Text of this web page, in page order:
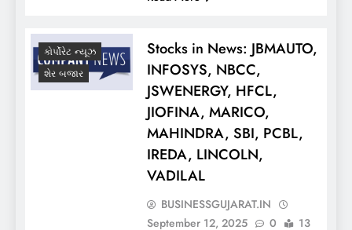
કોર્પોરેટ ન્યૂઝ
શેર બજાર
Stocks in News: JBMAUTO,
INFOSYS, NBCC,
JSWENERGY, HFCL,
JIOFINA, MARICO,
MAHINDRA, SBI, PCBL,
IREDA, LINCOLN,
VADILAL
BUSINESSGUJARAT.IN
September 12, 2025
0
13